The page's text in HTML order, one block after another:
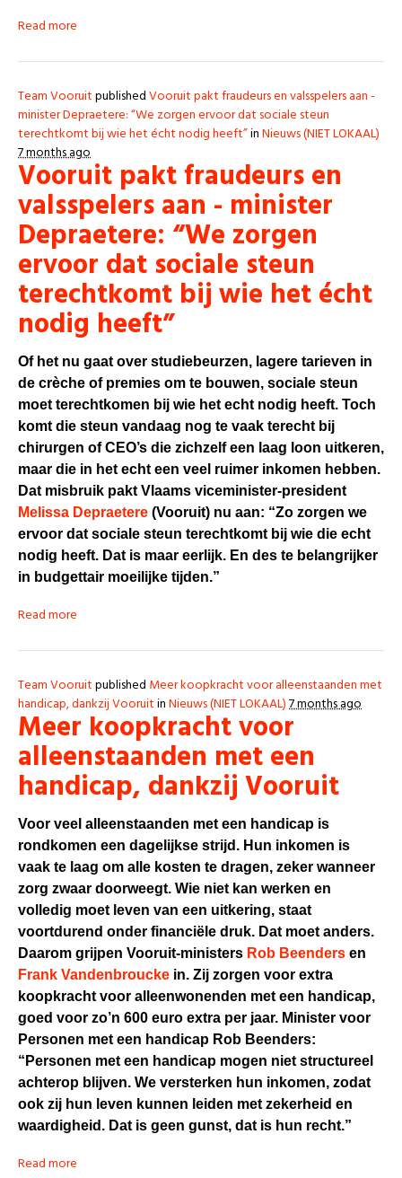
Read more
Team VooruitpublishedVooruit pakt fraudeurs en valsspelers aan -
minister Depraetere: “We zorgen ervoor dat sociale steun
terechtkomt bij wie het écht nodig heeft”inNieuws (NIET LOKAAL)
7 months ago
Vooruit pakt fraudeurs en
valsspelers aan - minister
Depraetere: “We zorgen
ervoor dat sociale steun
terechtkomt bij wie het écht
nodig heeft”
Of het nu gaat over studiebeurzen, lagere tarieven in
de crèche of premies om te bouwen, sociale steun
moet terechtkomen bij wie het echt nodig heeft. Toch
komt die steun vandaag nog te vaak terecht bij
chirurgen of CEO’s die zichzelf een laag loon uitkeren,
maar die in het echt een veel ruimer inkomen hebben.
Dat misbruik pakt Vlaams viceminister-president
Melissa Depraetere (Vooruit) nu aan: “Zo zorgen we
ervoor dat sociale steun terechtkomt bij wie die echt
nodig heeft. Dat is maar eerlijk. En des te belangrijker
in budgettair moeilijke tijden.”
Read more
Team Vooruitpublished Meer koopkracht voor alleenstaanden met
handicap, dankzij VooruitinNieuws (NIET LOKAAL)7 months ago
Meer koopkracht voor
alleenstaanden met een
handicap, dankzij Vooruit
Voor veel alleenstaanden met een handicap is
rondkomen een dagelijkse strijd. Hun inkomen is
vaak te laag om alle kosten te dragen, zeker wanneer
zorg zwaar doorweegt. Wie niet kan werken en
volledig moet leven van een uitkering, staat
voortdurend onder financiële druk. Dat moet anders.
Daarom grijpen Vooruit-ministers Rob Beenders en
Frank Vandenbroucke in. Zij zorgen voor extra
koopkracht voor alleenwonenden met een handicap,
goed voor zo’n 600 euro extra per jaar. Minister voor
Personen met een handicap Rob Beenders:
“Personen met een handicap mogen niet structureel
achterop blijven. We versterken hun inkomen, zodat
ook zij hun leven kunnen leiden met zekerheid en
waardigheid. Dat is geen gunst, dat is hun recht.”
Read more